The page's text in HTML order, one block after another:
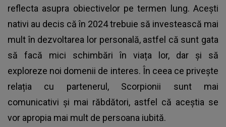
reflecta asupra obiectivelor pe termen lung. Acești
nativi au decis că în 2024 trebuie să investească mai
mult în dezvoltarea lor personală, astfel că sunt gata
să facă mici schimbări în viața lor, dar și să
exploreze noi domenii de interes. În ceea ce privește
relația cu partenerul, Scorpionii sunt mai
comunicativi și mai răbdători, astfel că aceștia se
vor apropia mai mult de persoana iubită.